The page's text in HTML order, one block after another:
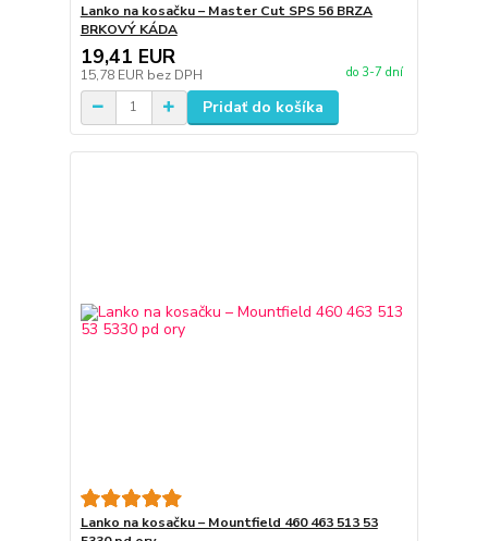
Lanko na kosačku – Master Cut SPS 56 BRZA
BRKOVÝ KÁDA
19,41 EUR
15,78 EUR bez DPH do 3-7 dní
Pridať do košíka
Lanko na kosačku – Mountfield 460 463 513 53